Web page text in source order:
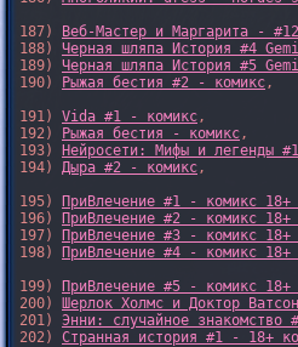
187)
Веб-Мастер и Маргарита -
188) Черная шляпа История #4
189) Черная шляпа История #5
190)
Рыжая бестия #2 - комикс,
191) Vida #1 - комикс,
192)
Рыжая бестия - комикс,
193)
Нейросети: Мифы и легенды
194) Дыра #2 - комикс,
195)
ПриВлечение #1 - комикс
196)
ПриВлечение #2 - комикс
197)
ПриВлечение #3 - комикс
198)
ПриВлечение #4 - комикс
199)
ПриВлечение #5 - комикс
200) Шерлок Холмс и Доктор
201) Энни: случайное знакомство
202) Странная история #1 - 18+